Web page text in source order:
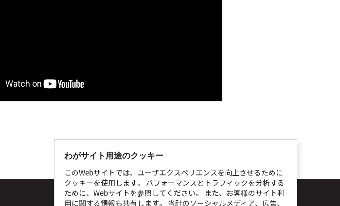
サイト利用規約 個人情報処理指針 Cookie通知
わがサイト用途のクッキー
このWebサイトでは、ユーザエクスペリエンスを向上させるために
クッキーを使用します。 パフォーマンスとトラフィックを分析する
ために、Webサイトを参照してください。 また、お客様のサイト利
用に関する情報も共有します。 当社のソーシャルメディア、広告、